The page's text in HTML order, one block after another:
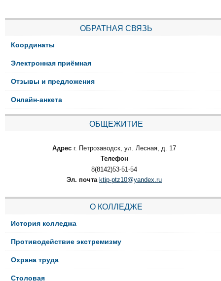
ОБРАТНАЯ СВЯЗЬ
Координаты
Электронная приёмная
Отзывы и предложения
Онлайн-анкета
ОБЩЕЖИТИЕ
Адрес г. Петрозаводск, ул. Лесная, д. 17
Телефон
8(8142)53-51-54
Эл. почта ktip-ptz10@yandex.ru
О КОЛЛЕДЖЕ
История колледжа
Противодействие экстремизму
Охрана труда
Столовая